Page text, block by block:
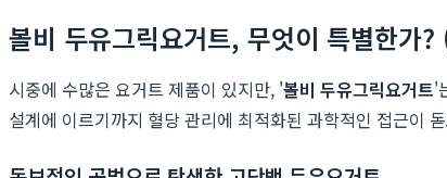
볼비 두유그릭요거트, 무엇이 특별한가
시중에 수많은 요거트 제품이 있지만, '볼비 두유그릭요거트'
설계에 이르기까지 혈당 관리에 최적화된 과학적인 접근이